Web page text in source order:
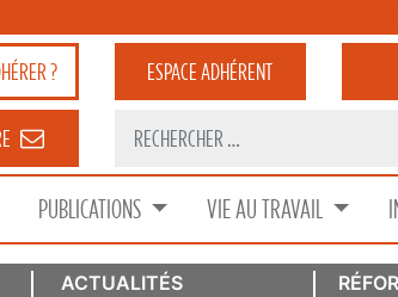
? ESPACEADHÉRENT
PUBLICATIONS VIE AU TRAVAIL
ACTUALITÉS